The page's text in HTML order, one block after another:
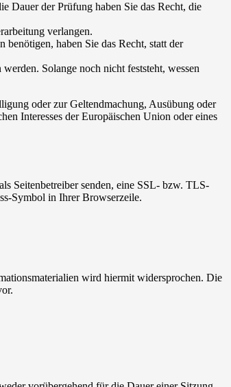
Dauer der Prüfung haben Sie das Recht, die
verlangen.
haben Sie das Recht, statt der
Solange noch nicht feststeht, wessen
oder zur Geltendmachung, Ausübung oder
Interesses der Europäischen Union oder eines
Seitenbetreiber senden, eine SSL- bzw. TLS-
Symbol in Ihrer Browserzeile.
wird hiermit widersprochen. Die